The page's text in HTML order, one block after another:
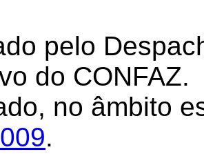
pelo
do CONFAZ.
no âmbito
.